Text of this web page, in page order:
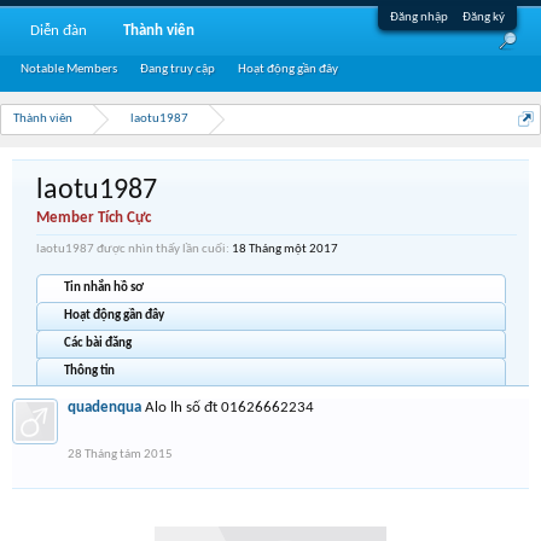
Đăng nhập Đăng ký
Thành viên laotu1987
laotu1987
Member Tích Cực
laotu1987 được nhìn thấy lần cuối: 18 Tháng một 2017
Tin nhắn hồ sơ
Hoạt động gần đây
Các bài đăng
Thông tin
quadenqua Alo lh số đt 01626662234
28 Tháng tám 2015
Diễn đàn Thành viên
Notable Members Đang truy cập Hoạt động gần đây